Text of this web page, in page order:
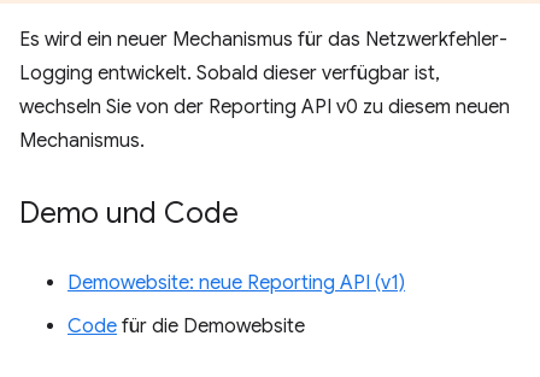
Es wird ein neuer Mechanismus für das Netzwerkfehler-
Logging entwickelt. Sobald dieser verfügbar ist,
wechseln Sie von der Reporting API v0 zu diesem neuen
Mechanismus.
Demo und Code
Demowebsite: neue Reporting API (v1)
Code für die Demowebsite